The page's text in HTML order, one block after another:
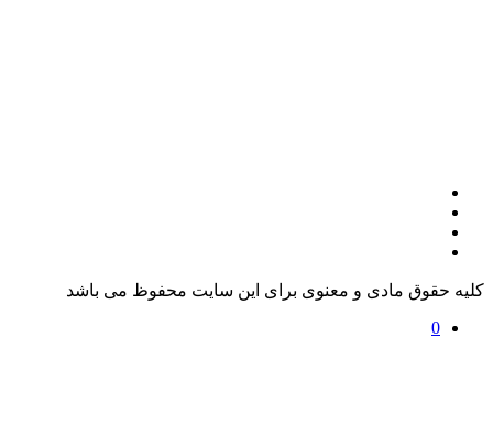
کلیه حقوق مادی و معنوی برای این سایت محفوظ می باشد
0